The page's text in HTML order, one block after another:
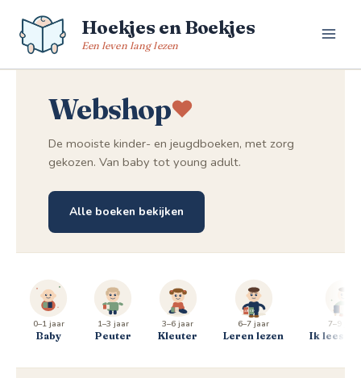
naar
Hoekjes en Boekjes
Een leven lang lezen
Webshop
De mooiste kinder- en jeugdboeken, met zorg
gekozen. Van baby tot young adult.
Alle boeken bekijken
0–1 jaar
Baby
1–3 jaar
Peuter
3–6 jaar
Kleuter
6–7 jaar
Leren lezen
7–9 jaar
Ik lees al